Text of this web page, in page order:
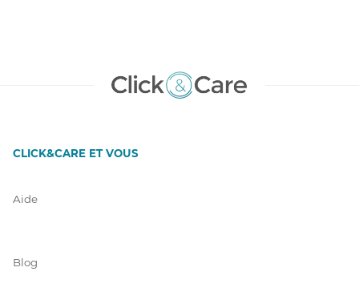
CLICK&CARE ET VOUS
Aide
Blog